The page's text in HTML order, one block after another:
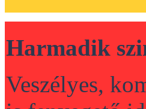
Harmadik
Veszélyes,